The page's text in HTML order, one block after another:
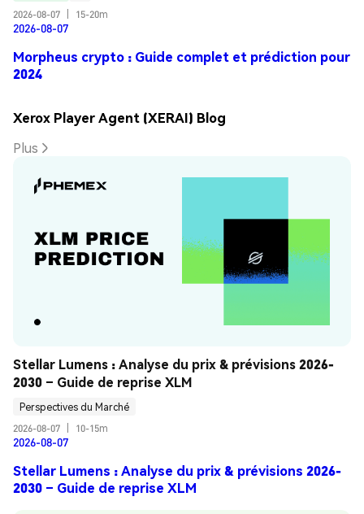
2026-08-07
15-20m
2026-08-07
Morpheus crypto : Guide complet et prédiction pour
2024
Xerox Player Agent (XERAI) Blog
Plus
Stellar Lumens : Analyse du prix & prévisions 2026-
2030 – Guide de reprise XLM
Perspectives du Marché
2026-08-07
10-15m
2026-08-07
Stellar Lumens : Analyse du prix & prévisions 2026-
2030 – Guide de reprise XLM